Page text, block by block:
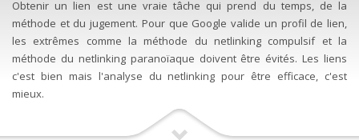
Obtenir un lien est une vraie tâche qui prend du temps, de la
méthode et du jugement. Pour que Google valide un profil de lien,
les extrêmes comme la méthode du netlinking compulsif et la
méthode du netlinking paranoïaque doivent être évités. Les liens
c'est bien mais l'analyse du netlinking pour être efficace, c'est
mieux.